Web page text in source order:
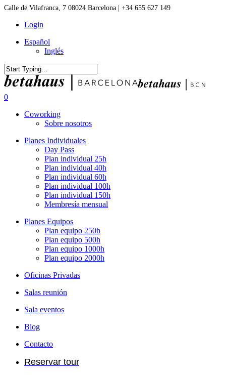
Skip
main
Calle de Vilafranca, 7 08024 Barcelona | +34 655 627 149
Login
Español
Inglés
Close
Search
0
Coworking
Sobre nosotros
Planes Individuales
Day Pass
Plan individual 25h
Plan individual 40h
Plan individual 60h
Plan individual 100h
Plan individual 150h
Membresía mensual
Planes Equipos
Plan equipo 250h
Plan equipo 500h
Plan equipo 1000h
Plan equipo 2000h
Oficinas Privadas
Salas reunión
Sala eventos
Blog
Contacto
Reservar tour